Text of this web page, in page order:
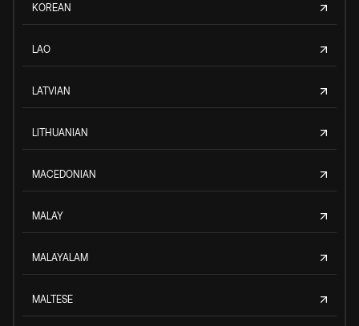
KOREAN
LAO
LATVIAN
LITHUANIAN
MACEDONIAN
MALAY
MALAYALAM
MALTESE